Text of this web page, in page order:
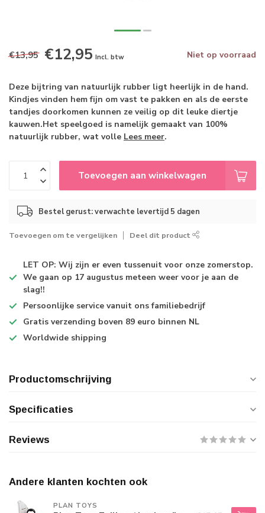
€13,95 €12,95 Incl. btw Niet op voorraad
Deze bijtring van natuurlijk rubber ligt heerlijk in de hand.
Kindjes vinden hem fijn om vast te pakken en als de eerste
tandjes doorkomen kunnen ze veilig op dit leuke diertje
kauwen.Het speelgoed is namelijk gemaakt van 100%
natuurlijk rubber, wat volle Lees meer.
Toevoegen aan winkelwagen
Bestel gerust: verwachte levertijd 5 dagen
Toevoegen om te vergelijken Deel dit product
LET OP: Wij zijn er even tussenuit voor onze zomerstop.
We gaan op 17 augustus meteen weer voor je aan de
slag!!
Persoonlijke service vanuit ons familiebedrijf
Gratis verzending boven 89 euro binnen NL
Worldwide shipping
Productomschrijving
Specificaties
Reviews
Andere klanten kochten ook
PLAN TOYS